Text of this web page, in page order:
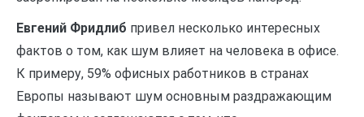
Евгений Фридлиб привел несколько интересных
фактов о том, как шум влияет на человека в офисе.
К примеру, 59% офисных работников в странах
Европы называют шум основным раздражающим